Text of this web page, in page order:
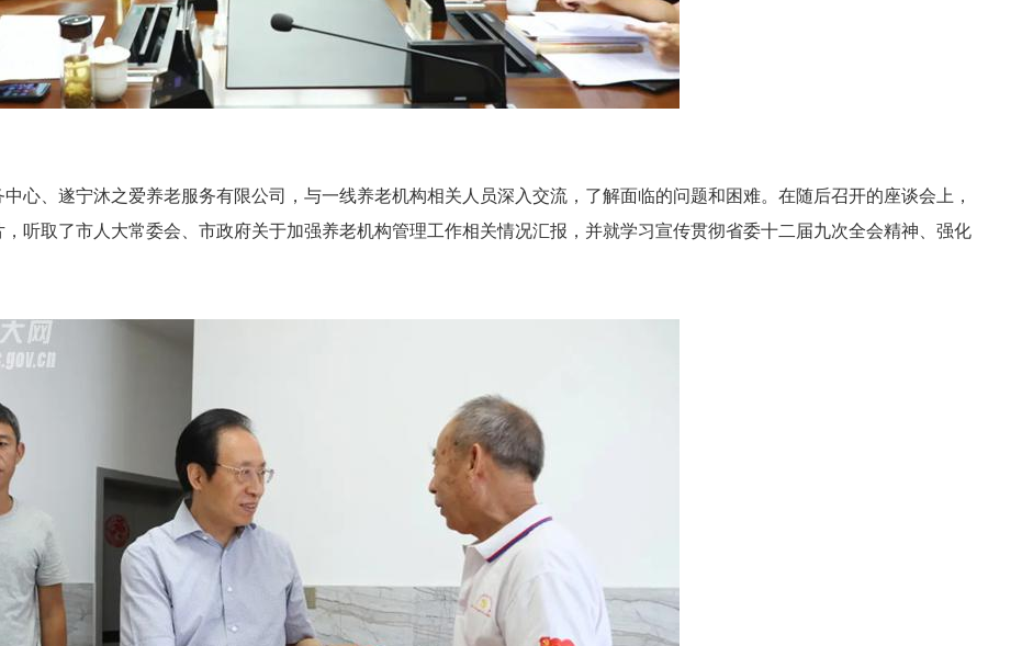
、遂宁沐之爱养老服务有限公司，与一线养老机构相关人员深入交流，了解面临的问题和困难。在随后召开的座谈会上，
听取了市人大常委会、市政府关于加强养老机构管理工作相关情况汇报，并就学习宣传贯彻省委十二届九次全会精神、强化